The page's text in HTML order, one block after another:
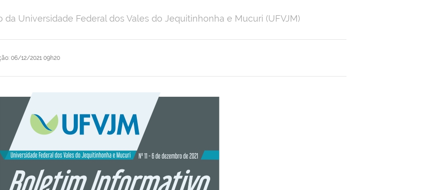
: 06/12/2021 09h20
Universidade Federal dos Vales do Jequitinhonha e Mucuri (UFVJM)